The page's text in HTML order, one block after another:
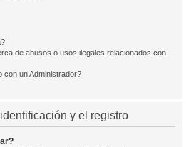
de abusos o usos ilegales relacionados con
con un Administrador?
y el registro